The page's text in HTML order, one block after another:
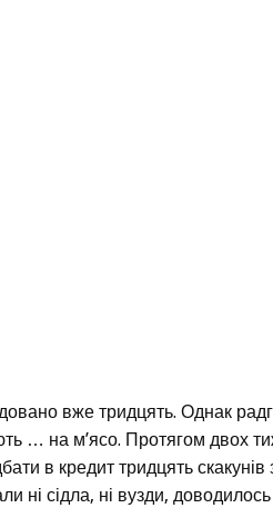
вже тридцять. Однак
… на м’ясо. Протягом двох
в кредит тридцять
ні сідла, ні вузди,